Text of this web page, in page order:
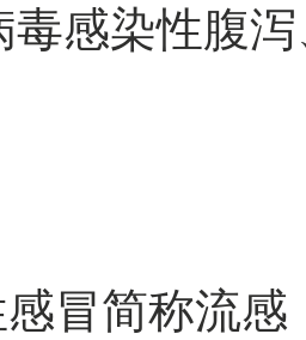
毒感染性腹
冒简称流